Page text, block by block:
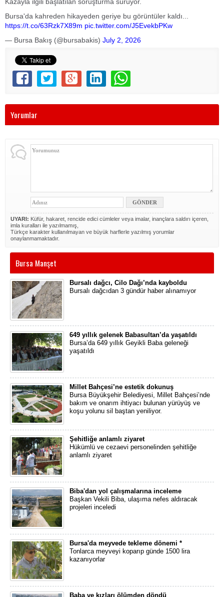
Bursa'da kahreden hikayeden geriye bu görüntüler kaldı...
https://t.co/63Rzk7X89m pic.twitter.com/J5EvekbPKw
— Bursa Bakış (@bursabakis) July 2, 2026
Yorumlar
UYARI: Küfür, hakaret, rencide edici cümleler veya imalar, inançlara saldırı içeren,
imla kuralları ile yazılmamış,
Türkçe karakter kullanılmayan ve büyük harflerle yazılmış yorumlar
onaylanmamaktadır.
Bursa Manşet
Bursalı dağcı, Cilo Dağı’nda kayboldu
Bursalı dağcıdan 3 gündür haber alınamıyor
649 yıllık gelenek Babasultan’da yaşatıldı
Bursa’da 649 yıllık Geyikli Baba geleneği
yaşatıldı
Millet Bahçesi’ne estetik dokunuş
Bursa Büyükşehir Belediyesi, Millet Bahçesi’nde
bakım ve onarım ihtiyacı bulunan yürüyüş ve
koşu yolunu sil baştan yeniliyor.
Şehitliğe anlamlı ziyaret
Hükümlü ve cezaevi personelinden şehitliğe
anlamlı ziyaret
Biba'dan yol çalışmalarına inceleme
Başkan Vekili Biba, ulaşıma nefes aldıracak
projeleri inceledi
Bursa'da meyvede tekleme dönemi *
Tonlarca meyveyi koparıp günde 1500 lira
kazanıyorlar
Baba ve kızları ölümden döndü